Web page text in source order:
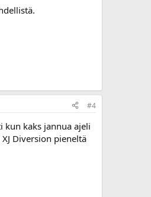
#4
kun kaks jannua ajeli
Diversion pieneltä